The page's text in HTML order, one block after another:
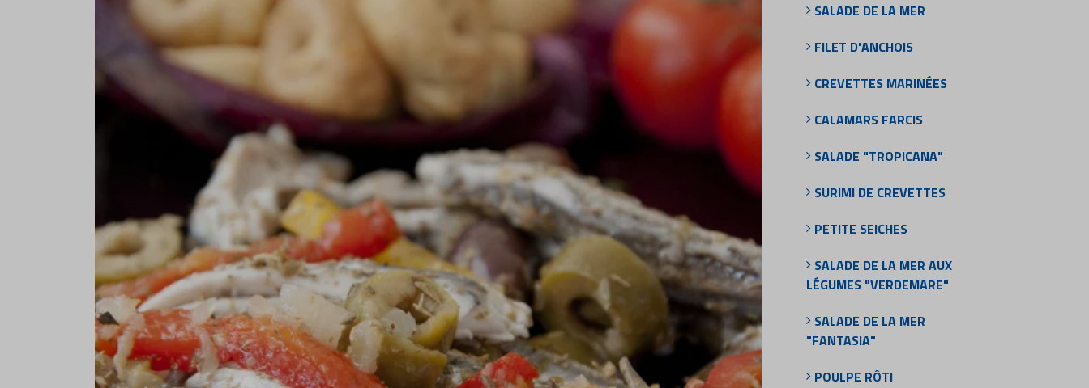
SALADE DE LA MER
FILET D'ANCHOIS
CREVETTES MARINÉES
CALAMARS FARCIS
SALADE "TROPICANA"
SURIMI DE CREVETTES
PETITE SEICHES
SALADE DE LA MER AUX
LÉGUMES "VERDEMARE"
SALADE DE LA MER
"FANTASIA"
POULPE RÔTI